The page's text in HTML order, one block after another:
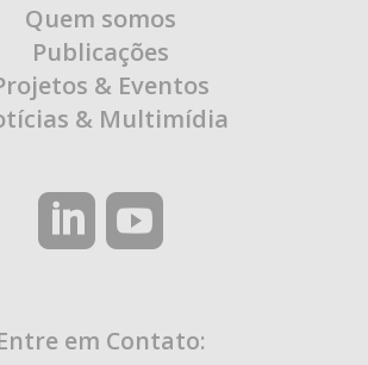
Quem somos
Publicações
& Eventos
& Multimídia
em Contato: